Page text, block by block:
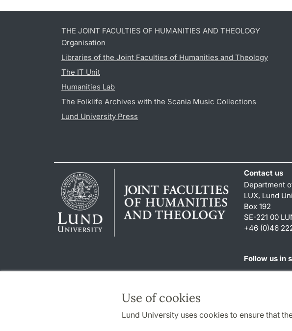
Use of cookies
Lund University uses cookies to ensure that
THE JOINT FACULTIES OF HUMANITIES AND THEOLOGY
Organisation
Libraries of the Joint Faculties of Humanities and Theology
The IT Unit
Humanities Lab
The Folklife Archives with the Scania Music Collections
Lund University Press
Contact us
Department
LUX, Lund
Box 192
SE-221 00
+46 (0)46
Follow us in